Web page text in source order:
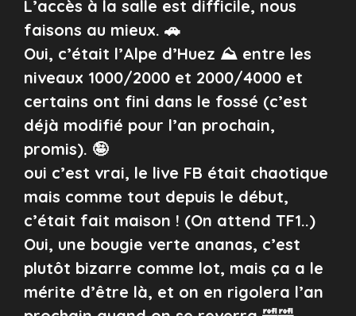
L’accès à la salle est difficile, nous
faisons au mieux. 🚗
Oui, c’était l’Alpe d’Huez ⛰️ entre les
niveaux 1000/2000 et 2000/4000 et
certains ont fini dans le fossé (c’est
déjà modifié pour l’an prochain,
promis). 🤪
oui c’est vrai, le live FB était chaotique
mais comme tout depuis le début,
c’était fait maison ! (On attend TF1..)
Oui, une bougie verte ananas, c’est
plutôt bizarre comme lot, mais ça a le
mérite d’être là, et on en rigolera l’an